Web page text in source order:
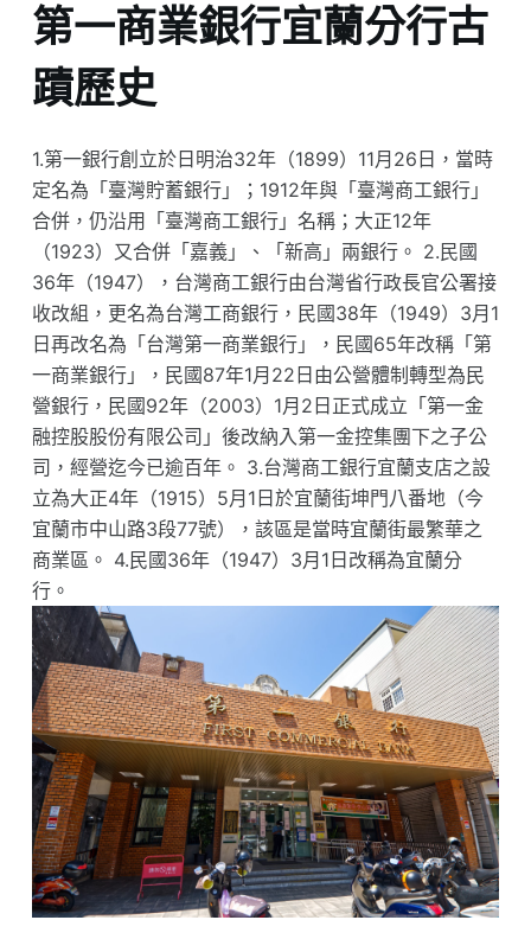
第一商業銀行宜蘭分行古
蹟歷史
1.第一銀行創立於日明治32年（1899）11月26日，當時
定名為「臺灣貯蓄銀行」；1912年與「臺灣商工銀行」
合併，仍沿用「臺灣商工銀行」名稱；大正12年
（1923）又合併「嘉義」、「新高」兩銀行。 2.民國
36年（1947），台灣商工銀行由台灣省行政長官公署接
收改組，更名為台灣工商銀行，民國38年（1949）3月1
日再改名為「台灣第一商業銀行」，民國65年改稱「第
一商業銀行」，民國87年1月22日由公營體制轉型為民
營銀行，民國92年（2003）1月2日正式成立「第一金
融控股股份有限公司」後改納入第一金控集團下之子公
司，經營迄今已逾百年。 3.台灣商工銀行宜蘭支店之設
立為大正4年（1915）5月1日於宜蘭街坤門八番地（今
宜蘭市中山路3段77號），該區是當時宜蘭街最繁華之
商業區。 4.民國36年（1947）3月1日改稱為宜蘭分
行。